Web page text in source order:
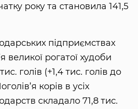
року та становила 141,5
підприємствах
великої рогатої худоби
голів (+1,4 тис. голів до
корів в усіх
складало 71,8 тис.